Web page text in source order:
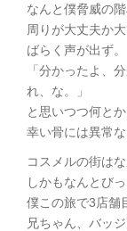
なんと僕脅威の
周りが大丈夫か
ばらく声が出ず。
「分かったよ、
れ、な。」
と思いつつ何とか
幸い骨には異常
コスメルの街は
しかもなんとび
僕この旅で3店舗
兄ちゃん、バッ